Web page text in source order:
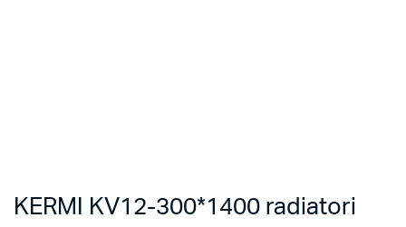
KERMI KV12-300*1400 radiatori